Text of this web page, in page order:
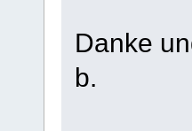
Danke
b.